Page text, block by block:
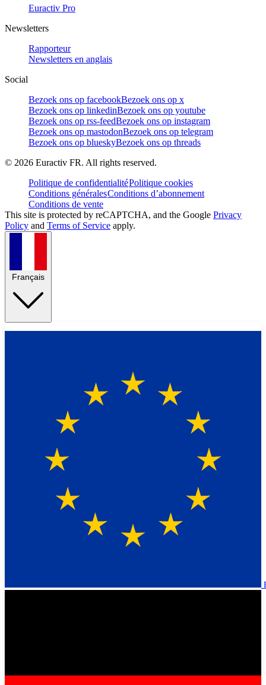
Euractiv Pro
Newsletters
Rapporteur
Newsletters en anglais
Social
Bezoek ons op facebookBezoek ons op x
Bezoek ons op linkedinBezoek ons op youtube
Bezoek ons op rss-feedBezoek ons op instagram
Bezoek ons op mastodonBezoek ons op telegram
Bezoek ons op blueskyBezoek ons op threads
© 2026 Euractiv FR. All rights reserved.
Politique de confidentialitéPolitique cookies
Conditions généralesConditions d’abonnement
Conditions de vente
This site is protected by reCAPTCHA, and the Google Privacy
Policy and Terms of Service apply.
Français